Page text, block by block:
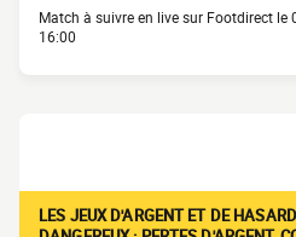
Match à suivre en live sur Footdirect le
16:00
LES JEUX D'ARGENT ET DE